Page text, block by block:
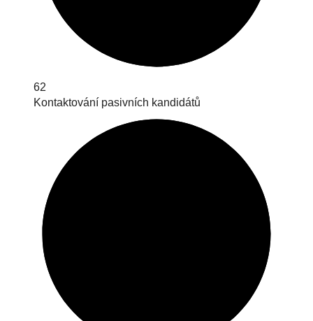
62
Kontaktování pasivních kandidátů